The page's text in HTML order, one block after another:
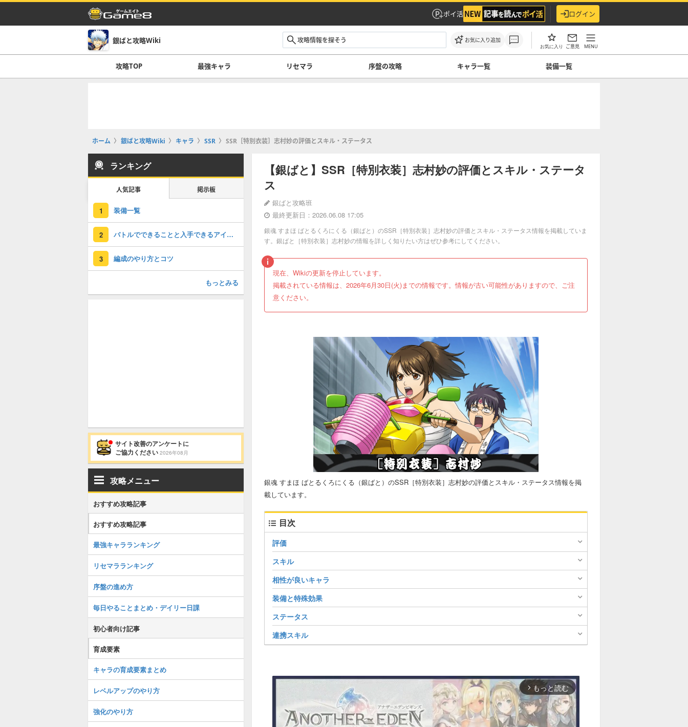
ポイ活 ログイン
銀ばと攻略Wiki お気に入り追加
お気に入り ご意見 MENU
攻略TOP 最強キャラ リセマラ 序盤の攻略 キャラ一覧 装備一覧
ホーム 銀ばと攻略Wiki キャラ SSR SSR［特別衣装］志村妙の評価とスキル・ステータス
【銀ばと】SSR［特別衣装］志村妙の評価とスキル・ステータ
ス
銀ばと攻略班
最終更新日：2026.06.08 17:05
銀魂 すまほ ばとるくろにくる（銀ばと）のSSR［特別衣装］志村妙の評価とスキル・ステータス情報を掲載していま
す。銀ばと［特別衣装］志村妙の情報を詳しく知りたい方はぜひ参考にしてください。
現在、Wikiの更新を停止しています。
掲載されている情報は、2026年6月30日(火)までの情報です。情報が古い可能性がありますので、ご注
意ください。
銀魂 すまほ ばとるくろにくる（銀ばと）のSSR［特別衣装］志村妙の評価とスキル・ステータス情報を掲
載しています。
目次
評価
スキル
相性が良いキャラ
装備と特殊効果
ステータス
連携スキル
arrow_forward_ios もっと読む
ランキング
人気記事 掲示板
1 装備一覧
2 バトルでできることと入手できるアイテム
3 編成のやり方とコツ
もっとみる
サイト改善のアンケートに
ご協力ください 2026年08月
攻略メニュー
おすすめ攻略記事
おすすめ攻略記事
最強キャラランキング
リセマラランキング
序盤の進め方
毎日やることまとめ・デイリー日課
初心者向け記事
育成要素
キャラの育成要素まとめ
レベルアップのやり方
強化のやり方